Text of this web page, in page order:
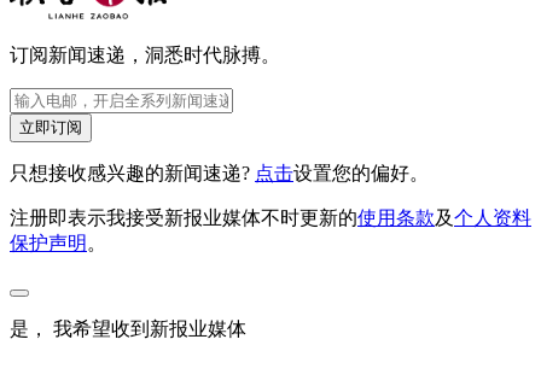
订阅新闻速递，洞悉时代脉搏。
立即订阅
只想接收感兴趣的新闻速递? 点击设置您的偏好。
注册即表示我接受新报业媒体不时更新的使用条款及个人资料
保护声明 。
是， 我希望收到新报业媒体